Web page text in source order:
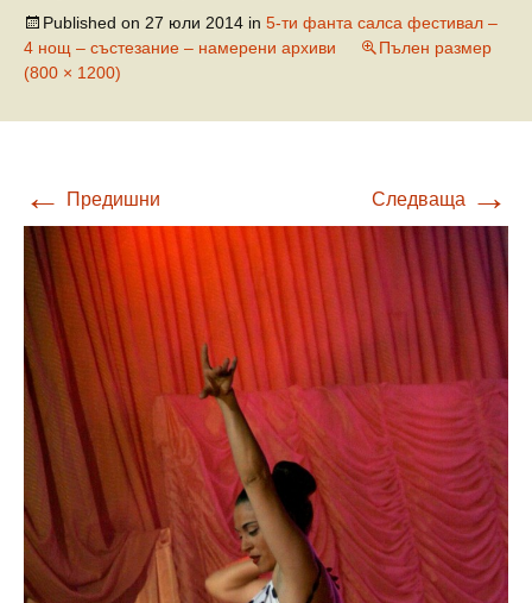
Published on 27 юли 2014 in 5-ти фанта салса фестивал –
4 нощ – състезание – намерени архиви
Пълен размер
(800 × 1200)
← Предишни Следваща →